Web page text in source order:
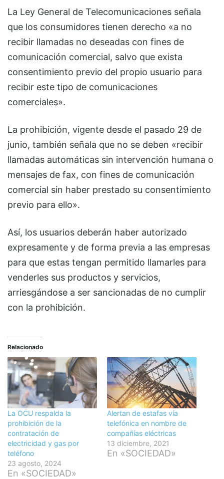
La Ley General de Telecomunicaciones señala
que los consumidores tienen derecho «a no
recibir llamadas no deseadas con fines de
comunicación comercial, salvo que exista
consentimiento previo del propio usuario para
recibir este tipo de comunicaciones
comerciales».
La prohibición, vigente desde el pasado 29 de
junio, también señala que no se deben «recibir
llamadas automáticas sin intervención humana o
mensajes de fax, con fines de comunicación
comercial sin haber prestado su consentimiento
previo para ello».
Así, los usuarios deberán haber autorizado
expresamente y de forma previa a las empresas
para que estas tengan permitido llamarles para
venderles sus productos y servicios,
arriesgándose a ser sancionadas de no cumplir
con la prohibición.
Relacionado
La OCU respalda la
prohibición de la
contratación de
electricidad y gas por
teléfono
23 agosto, 2024
En «SOCIEDAD»
Alertan de estafas vía
telefónica en nombre de
compañías eléctricas
13 diciembre, 2021
En «SOCIEDAD»